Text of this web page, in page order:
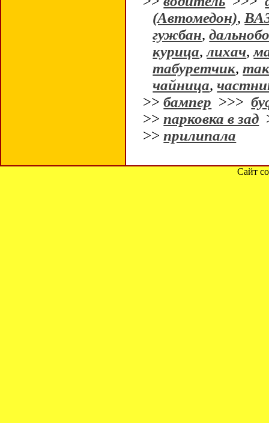
(Автомедон),
гужбан,
курица,лихач,
табуретчик,
чайница,
>>бампер >>>
>>парковка в зад
>>прилипала
Сайт